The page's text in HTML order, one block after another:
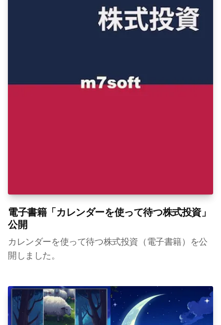
電子書籍「カレンダーを使って待つ株式投資」
公開
カレンダーを使って待つ株式投資（電子書籍）を公
開しました。